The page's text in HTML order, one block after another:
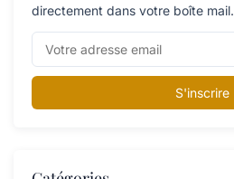
directement dans votre boîte mail.
S'inscrire